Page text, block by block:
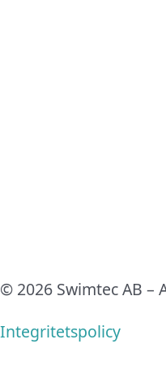
© 2026 Swimtec AB
Integritetspolicy